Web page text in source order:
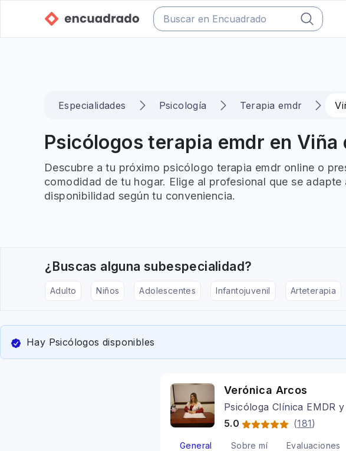
Especialidades Psicología Terapia emdr
Psicólogos terapia emdr en Viña
Descubre a tu próximo psicólogo terapia emdr online o
comodidad de tu hogar. Elige al profesional que se
disponibilidad según tu conveniencia.
¿Buscas alguna subespecialidad?
Adulto Niños Adolescentes Infantojuvenil Arteterapia
Hay Psicólogos disponibles
Verónica Arcos
Psicóloga Clínica EMDR
5.0
(181)
General Sobre mí Evaluaciones